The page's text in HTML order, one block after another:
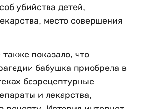
убийства детей,
место совершения
показало, что
бабушка приобрела в
безрецептурные
и лекарства,